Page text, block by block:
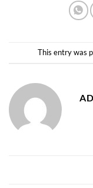
This entry was